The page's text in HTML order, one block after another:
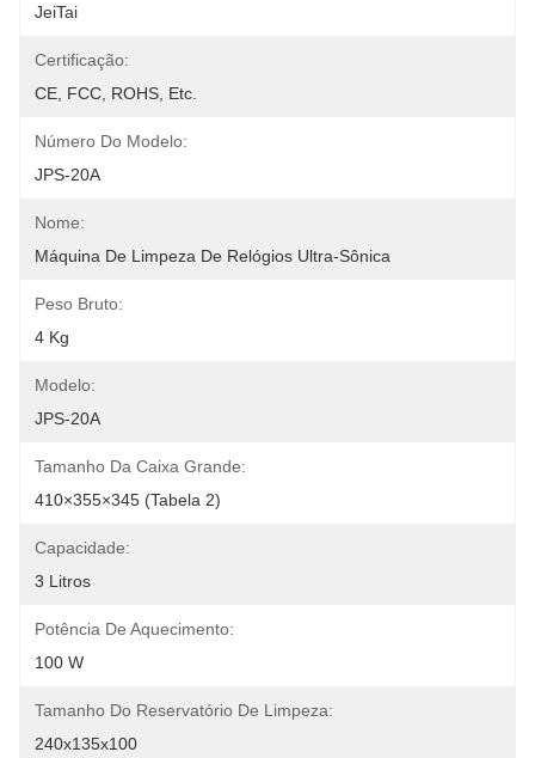
JeiTai
Certificação:
CE, FCC, ROHS, Etc.
Número Do Modelo:
JPS-20A
Nome:
Máquina De Limpeza De Relógios Ultra-Sônica
Peso Bruto:
4 Kg
Modelo:
JPS-20A
Tamanho Da Caixa Grande:
410×355×345 (Tabela 2)
Capacidade:
3 Litros
Potência De Aquecimento:
100 W
Tamanho Do Reservatório De Limpeza:
240x135x100